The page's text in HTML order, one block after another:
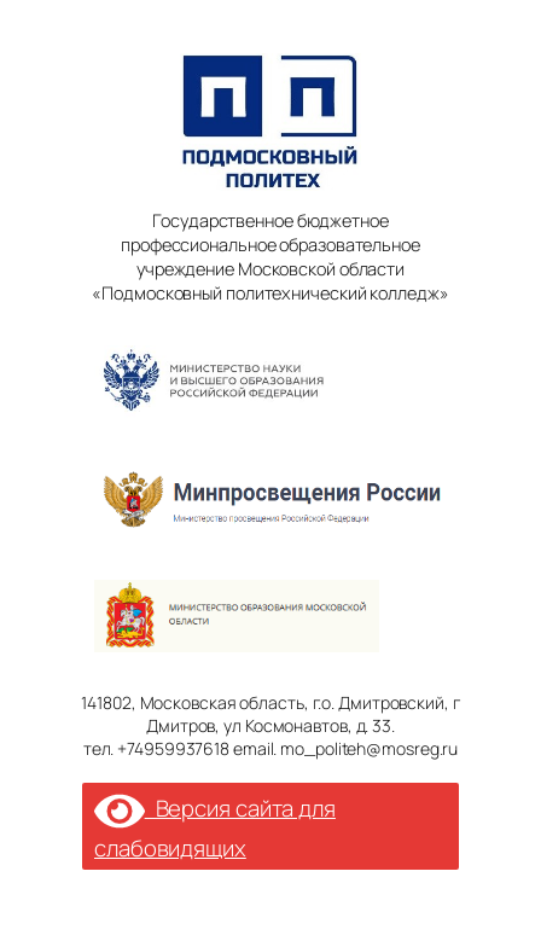
Государственное бюджетное
профессиональное образовательное
учреждение Московской области
«Подмосковный политехнический колледж»
141802, Московская область, г.о. Дмитровский, г
Дмитров, ул Космонавтов, д. 33.
тел. +74959937618 email. mo_politeh@mosreg.ru
Версия сайта для
слабовидящих